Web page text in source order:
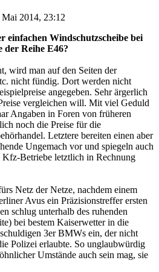
2014, 23:12
einfachen Windschutzscheibe bei
Reihe E46?
wird man auf den Seiten der
nicht fündig. Dort werden nicht
angegeben. Sehr ärgerlich
vergleichen will. Mit viel Geduld
Angaben in Foren von früheren
noch die Preise für die
Letztere bereiten einen aber
Ungemach vor und spiegeln auch
Betriebe letztlich in Rechnung
Netz der Netze, nachdem einem
Avus ein Präzisionstreffer ersten
schlug unterhalb des ruhenden
bei bestem Kaiserwetter in die
3er BMWs ein, der nicht
Polizei erlaubte. So unglaubwürdig
Umstände auch sein mag, sie